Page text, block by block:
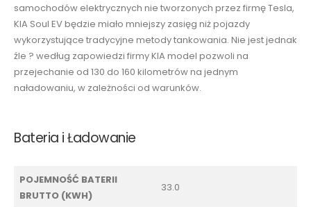
samochodów elektrycznych nie tworzonych przez firmę Tesla,
KIA Soul EV będzie miało mniejszy zasięg niż pojazdy
wykorzystujące tradycyjne metody tankowania. Nie jest jednak
źle ? według zapowiedzi firmy KIA model pozwoli na
przejechanie od 130 do 160 kilometrów na jednym
naładowaniu, w zależności od warunków.
Bateria i Ładowanie
POJEMNOŚĆ BATERII
BRUTTO (KWH)
33.0